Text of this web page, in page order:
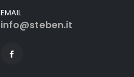
EMAIL
info@steben.it